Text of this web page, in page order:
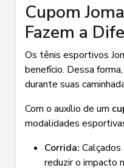
Cupom
Fazem a
Os tênis esportivos
benefício. Dessa
durante suas
Com o auxílio de um
modalidades
Corrida:
reduzir o impacto